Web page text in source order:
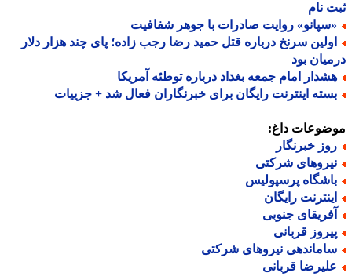
نام
روایت صادرات با جوهر شفافیت
سرنخ درباره قتل حمید رضا رجب زاده؛ پای چند هزار دلار
بود
امام جمعه بغداد درباره توطئه آمریکا
اینترنت رایگان برای خبرنگاران فعال شد + جزییات
داغ:
خبرنگار
شرکتی
پرسپولیس
رایگان
جنوبی
قربانی
نیروهای شرکتی
قربانی